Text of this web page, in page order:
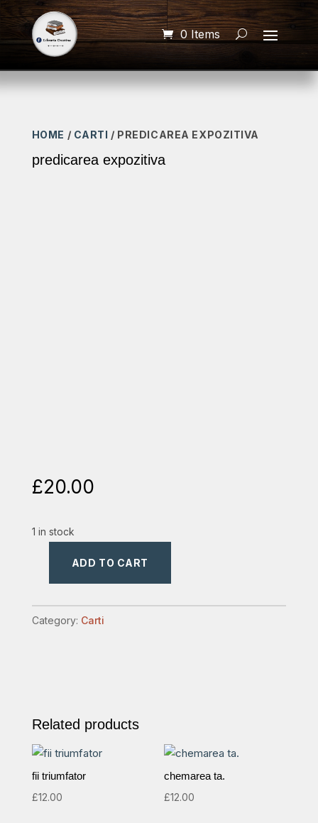
0 Items
HOME / CARTI / PREDICAREA EXPOZITIVA
predicarea expozitiva
£20.00
1 in stock
quantity
ADD TO CART
Category: Carti
Related products
fii triumfator
£12.00
chemarea ta.
£12.00